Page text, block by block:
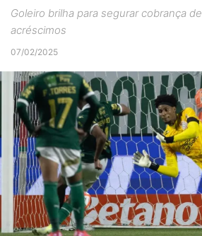
Goleiro brilha para segurar cobrança
acréscimos
07/02/2025